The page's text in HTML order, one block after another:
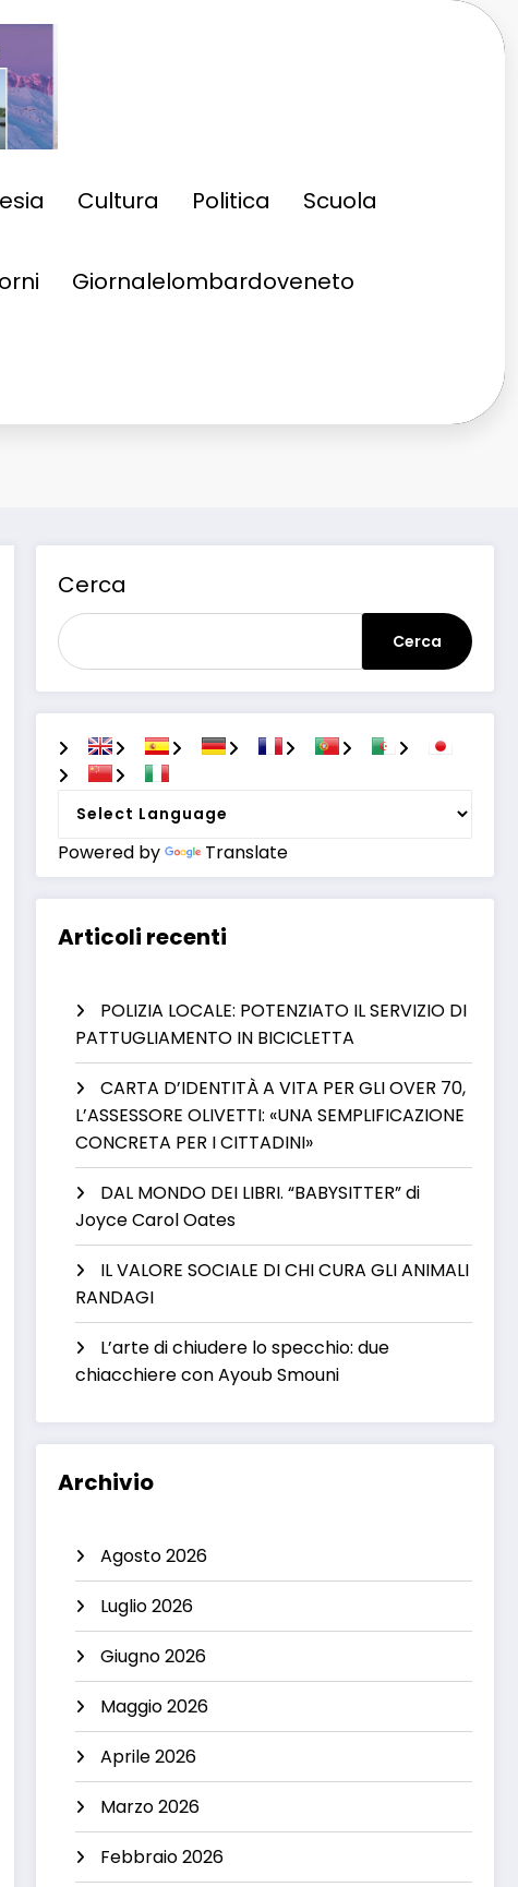
Cultura Politica Scuola
Giornalelombardoveneto
Cerca
Cerca
Powered by Translate
Articoli recenti
POLIZIA LOCALE: POTENZIATO IL SERVIZIO DI
PATTUGLIAMENTO IN BICICLETTA
CARTA D’IDENTITÀ A VITA PER GLI OVER 70,
L’ASSESSORE OLIVETTI: «UNA SEMPLIFICAZIONE
CONCRETA PER I CITTADINI»
DAL MONDO DEI LIBRI. “BABYSITTER” di
Joyce Carol Oates
IL VALORE SOCIALE DI CHI CURA GLI ANIMALI
RANDAGI
L’arte di chiudere lo specchio: due
chiacchiere con Ayoub Smouni
Archivio
Agosto 2026
Luglio 2026
Giugno 2026
Maggio 2026
Aprile 2026
Marzo 2026
Febbraio 2026